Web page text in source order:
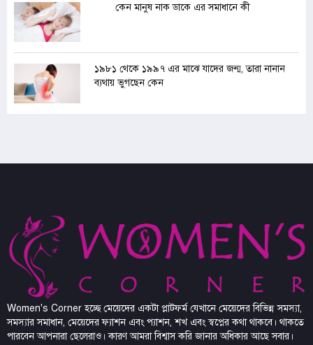
কেন মানুষ নাক ডাকে এর সমাধানে কী
১৯৮১ থেকে ১৯৯৭ এর মাঝে যাদের জন্ম, তারা নানান
ব্যথায় ভুগছেন কেন
Women's Corner হচ্ছে মেয়েদের একটা প্লাটফর্ম যেখানে মেয়েদের বিভিন্ন সমস্যা,
সমস্যার সমাধান, মেয়েদের ফ্যাশন এবং প্যাশন, শখ এবং স্বপ্নের কথা থাকবে। থাকতে
পারবেন আপনারা ছেলেরাও। কারণ আমরা বিশ্বাস করি জানার অধিকার আছে সবার।